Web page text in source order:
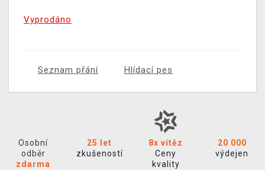
Vyprodáno
Seznam přání Hlídací pes
Osobní
odběr
zdarma
25 let
zkušeností
8x vítěz
Ceny
kvality
20 000
výdejen